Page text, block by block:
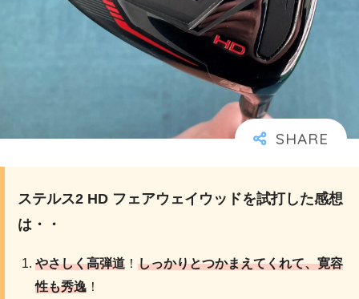
ステルス2 HD フェアウェイウッドを試打した感想
は・・
やさしく高弾道 ！しっかりとつかまえてくれて、寛容
性も秀逸 ！